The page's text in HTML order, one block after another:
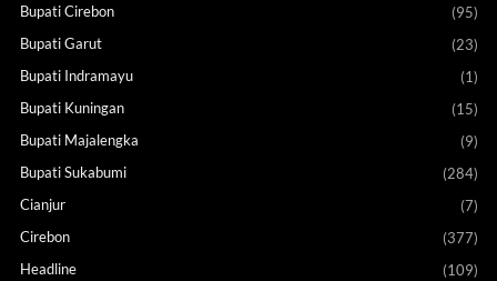
Bupati Cirebon
(95)
Bupati Garut
(23)
Bupati Indramayu
(1)
Bupati Kuningan
(15)
Bupati Majalengka
(9)
Bupati Sukabumi
(284)
Cianjur
(7)
Cirebon
(377)
Headline
(109)